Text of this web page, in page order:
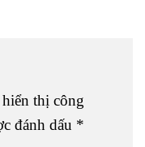
thị công
đánh dấu *